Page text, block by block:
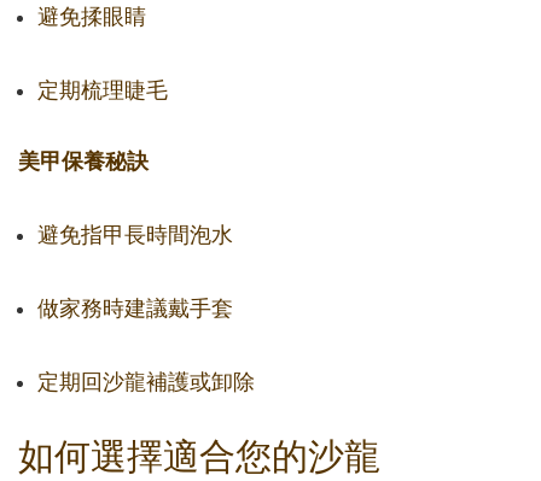
避免揉眼睛
定期梳理睫毛
美甲保養秘訣
避免指甲長時間泡水
做家務時建議戴手套
定期回沙龍補護或卸除
如何選擇適合您的沙龍